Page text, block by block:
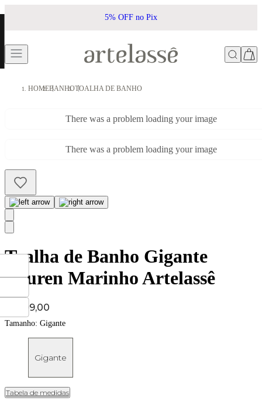
5% OFF no Pix
HOMEBANHOTOALHA DE BANHO
There was a problem loading your image
There was a problem loading your image
Toalha de Banho Gigante
Lauren Marinho Artelassê
Price:
R$ 199,00
Tamanho: Gigante
Gigante
Tabela de medidas